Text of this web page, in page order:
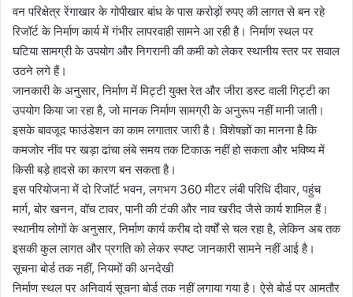
वन परिक्षेत्र रेंगाखार के गोपीखार बांध के पास करोड़ों रुपए की लागत से बन रहे
रिजॉर्ट के निर्माण कार्य में गंभीर लापरवाही सामने आ रही है। निर्माण स्थल पर
घटिया सामग्री के उपयोग और निगरानी की कमी को लेकर स्थानीय स्तर पर सवाल
उठने लगे हैं।
जानकारी के अनुसार, निर्माण में मिट्टी युक्त रेत और जीरा डस्ट वाली गिट्टी का
उपयोग किया जा रहा है, जो मानक निर्माण सामग्री के अनुरूप नहीं मानी जाती।
इसके बावजूद फाउंडेशन का काम लगातार जारी है। विशेषज्ञों का मानना है कि
कमजोर नींव पर खड़ा ढांचा लंबे समय तक टिकाऊ नहीं हो सकता और भविष्य में
किसी बड़े हादसे का कारण बन सकता है।
इस परियोजना में दो रिजॉर्ट भवन, लगभग 360 मीटर लंबी परिधि दीवार, पहुंच
मार्ग, बोर खनन, वॉच टावर, पानी की टंकी और नाव खरीद जैसे कार्य शामिल हैं।
स्थानीय लोगों के अनुसार, निर्माण कार्य करीब दो वर्षों से चल रहा है, लेकिन अब तक
इसकी कुल लागत और प्रगति को लेकर स्पष्ट जानकारी सामने नहीं आई है।
सूचना बोर्ड तक नहीं, नियमों की अनदेखी
निर्माण स्थल पर अनिवार्य सूचना बोर्ड तक नहीं लगाया गया है। ऐसे बोर्ड पर आमतौर